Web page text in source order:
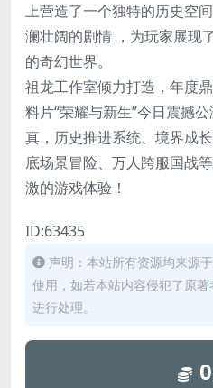
上营造了一个独特的历史空
澜壮阔的剧情 ，为玩家展现
的奇幻世界。
祖龙工作室倾力打造，年度
料片“荣耀与新生”今日震撼
真，历史推进系统、境界成
底场景冒险、万人跨服国战
激的游戏体验！
ID:63435
声明：本站所有资源均来源
使用，如若本站内容侵犯了原
进行处理。
0